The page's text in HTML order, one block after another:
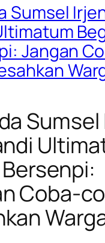
Sumsel
Jangan
Sumsel
Coba-